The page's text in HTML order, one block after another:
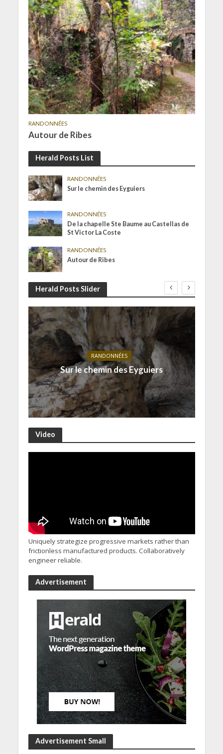
RANDONNÉES
Autour de Ribes
Herald Posts List
RANDONNÉES
Sur le chemin des Eyguiers
RANDONNÉES
De la chapelle Ste Baume au Castellas de
St Victor La Coste
RANDONNÉES
Autour de Ribes
Herald Posts Slider
RANDONNÉES
Sur le chemin des Eyguiers
Video
Uniquely strategize progressive markets rather than
frictionless manufactured products. Collaboratively
engineer reliable.
Advertisement
Advertisement Small